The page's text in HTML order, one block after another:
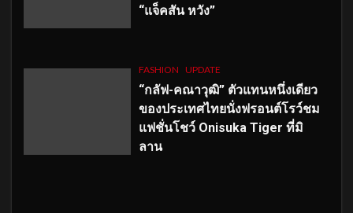
“แจ็คสัน หวัง”
FASHION UPDATE
“กลัฟ-คณาวุฒิ” ตัวแทนหนึ่งเดียว
ของประเทศไทยนั่งฟรอนต์โรว์ชม
แฟชั่นโชว์ Onisuka Tiger ที่มิ
ลาน